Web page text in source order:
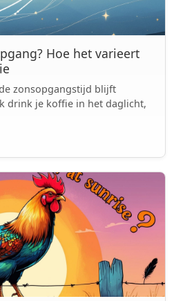
Hoe het varieert
zonsopgangstijd blijft
drink je koffie in het daglicht,